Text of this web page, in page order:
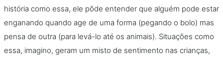
história como essa, ele pôde entender que alguém pode estar
enganando quando age de uma forma (pegando o bolo) mas
pensa de outra (para levá-lo até os animais). Situações como
essa, imagino, geram um misto de sentimento nas crianças,